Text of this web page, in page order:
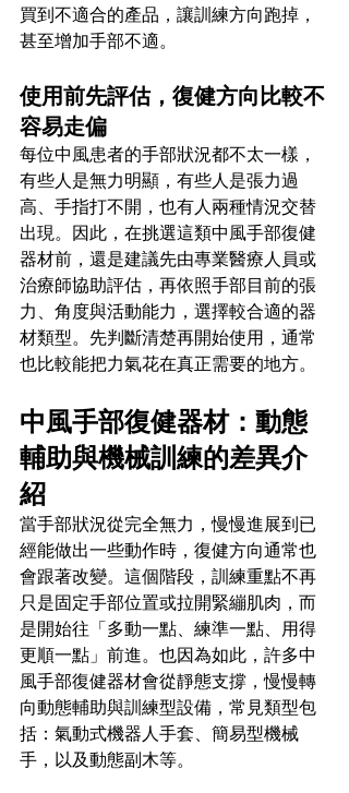
買到不適合的產品，讓訓練方向跑掉，
甚至增加手部不適。
使用前先評估，復健方向比較不
容易走偏
每位中風患者的手部狀況都不太一樣，
有些人是無力明顯，有些人是張力過
高、手指打不開，也有人兩種情況交替
出現。因此，在挑選這類中風手部復健
器材前，還是建議先由專業醫療人員或
治療師協助評估，再依照手部目前的張
力、角度與活動能力，選擇較合適的器
材類型。先判斷清楚再開始使用，通常
也比較能把力氣花在真正需要的地方。
中風手部復健器材：動態
輔助與機械訓練的差異介
紹
當手部狀況從完全無力，慢慢進展到已
經能做出一些動作時，復健方向通常也
會跟著改變。這個階段，訓練重點不再
只是固定手部位置或拉開緊繃肌肉，而
是開始往「多動一點、練準一點、用得
更順一點」前進。也因為如此，許多中
風手部復健器材會從靜態支撐，慢慢轉
向動態輔助與訓練型設備，常見類型包
括：氣動式機器人手套、簡易型機械
手，以及動態副木等。